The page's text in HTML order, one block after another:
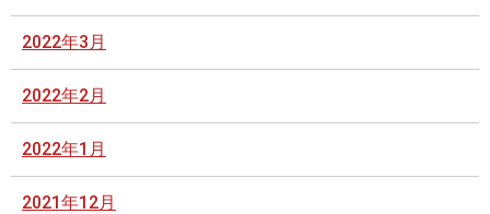
2022年3月
2022年2月
2022年1月
2021年12月